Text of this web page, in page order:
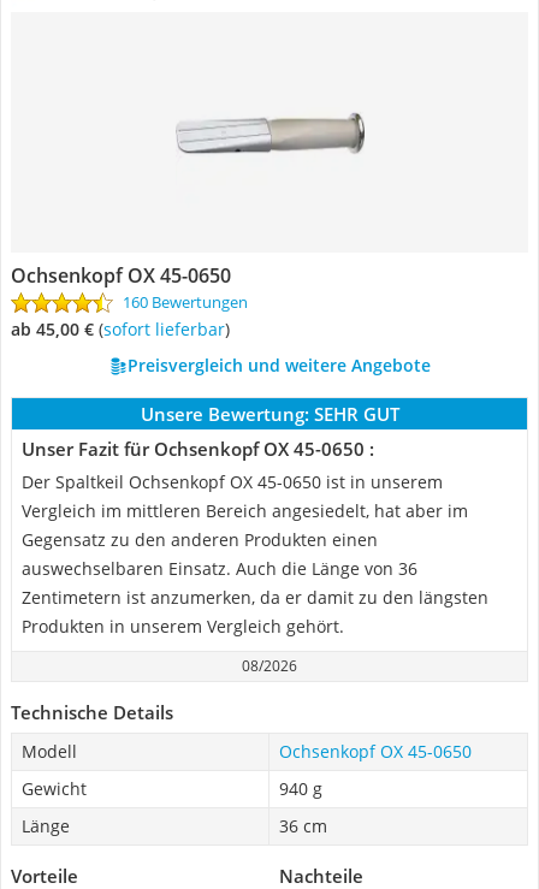
Ochsenkopf OX 45-0650
160 Bewertungen
ab 45,00 € ( Sofort lieferbar)
Preisvergleich und weitere Angebote
Unsere Bewertung: SEHR GUT
Unser Fazit für Ochsenkopf OX 45-0650 :
Der Spaltkeil Ochsenkopf OX 45-0650 ist in unserem
Vergleich im mittleren Bereich angesiedelt, hat aber im
Gegensatz zu den anderen Produkten einen
auswechselbaren Einsatz. Auch die Länge von 36
Zentimetern ist anzumerken, da er damit zu den längsten
Produkten in unserem Vergleich gehört.
08/2026
Technische Details
Modell
Ochsenkopf OX 45-0650
Gewicht
940 g
Länge
36 cm
Vorteile Nachteile